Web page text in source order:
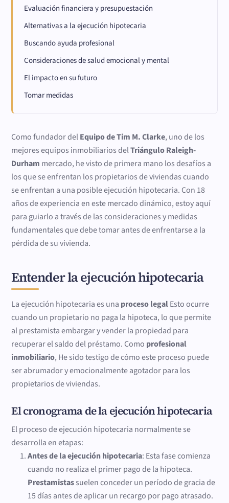
Evaluación financiera y presupuestación
Alternativas a la ejecución hipotecaria
Buscando ayuda profesional
Consideraciones de salud emocional y mental
El impacto en su futuro
Tomar medidas
Como fundador delEquipo de Tim M. Clarke, uno de los
mejores equipos inmobiliarios delTriángulo Raleigh-
Durham mercado, he visto de primera mano los desafíos a
los que se enfrentan los propietarios de viviendas cuando
se enfrentan a una posible ejecución hipotecaria. Con 18
años de experiencia en este mercado dinámico, estoy aquí
para guiarlo a través de las consideraciones y medidas
fundamentales que debe tomar antes de enfrentarse a la
pérdida de su vivienda.
Entender la ejecución hipotecaria
La ejecución hipotecaria es una proceso legalEsto ocurre
cuando un propietario no paga la hipoteca, lo que permite
al prestamista embargar y vender la propiedad para
recuperar el saldo del préstamo. Como profesional
inmobiliario, He sido testigo de cómo este proceso puede
ser abrumador y emocionalmente agotador para los
propietarios de viviendas.
El cronograma de la ejecución hipotecaria
El proceso de ejecución hipotecaria normalmente se
desarrolla en etapas:
Antes de la ejecución hipotecaria: Esta fase comienza
cuando no realiza el primer pago de la hipoteca.
Prestamistassuelen conceder un período de gracia de
15 días antes de aplicar un recargo por pago atrasado.